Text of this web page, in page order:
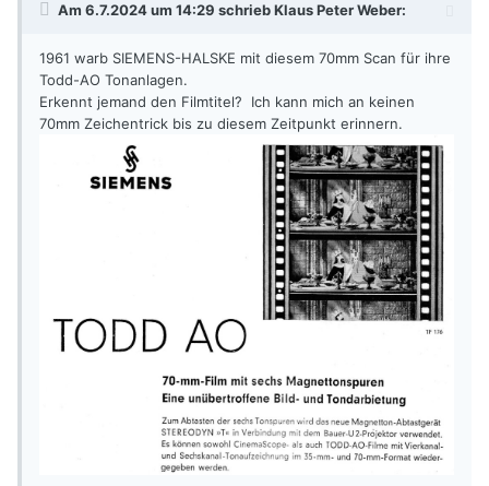
Am 6.7.2024 um 14:29 schriebKlaus Peter Weber:
1961 warb SIEMENS-HALSKE mit diesem 70mm Scan für ihre
Todd-AO Tonanlagen.
Erkennt jemand den Filmtitel? Ich kann mich an keinen
70mm Zeichentrick bis zu diesem Zeitpunkt erinnern.